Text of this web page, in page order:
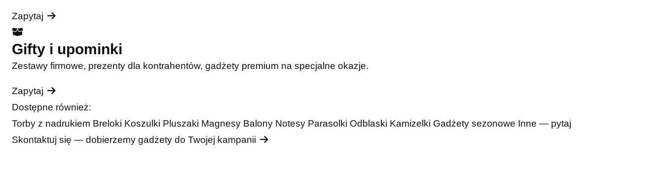
Zapytaj
Gifty i upominki
Zestawy firmowe, prezenty dla kontrahentów, gadżety premium na specjalne okazje.
Zapytaj
Dostępne również:
Torby z nadrukiem Breloki Koszulki Pluszaki Magnesy Balony Notesy Parasolki Odblaski Kamizelki Gadżety sezonowe Inne — pytaj
Skontaktuj się — dobierzemy gadżety do Twojej kampanii